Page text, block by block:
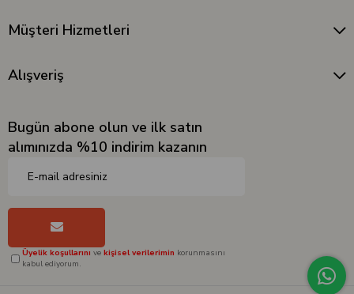
Müşteri Hizmetleri
Alışveriş
Bugün abone olun ve ilk satın
alımınızda %10 indirim kazanın
Üyelik koşullarını ve kişisel verilerimin korunmasını
kabul ediyorum.